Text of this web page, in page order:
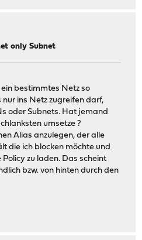
only Subnet
bestimmtes Netz so
ins Netz zugreifen darf,
oder Subnets. Hat jemand
umsetze ?
Alias anzulegen, der alle
die ich blocken möchte und
zu laden. Das scheint
bzw. von hinten durch den